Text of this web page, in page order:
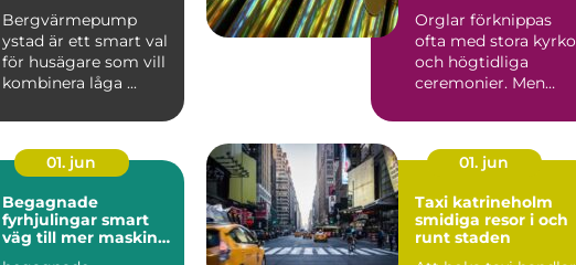
Bergvärmepump
ystad är ett smart val
för husägare som vill
kombinera låga ...
Orglar förknippas
ofta med stora
och högtidliga
ceremonier. Men
betydlig...
01. jun
Begagnade
fyrhjulingar smart
väg till mer maskin
01. jun
Taxi katrineholm
smidiga resor i och
runt staden